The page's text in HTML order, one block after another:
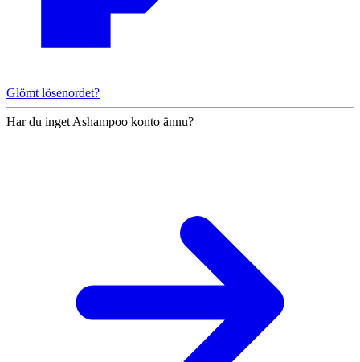
Glömt lösenordet?
Har du inget Ashampoo konto ännu?